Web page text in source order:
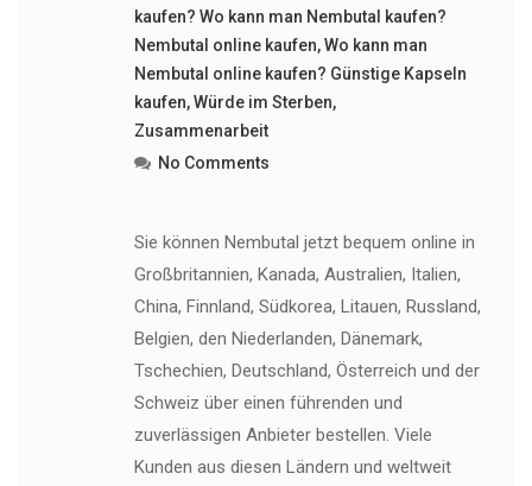
kaufen? Wo kann man Nembutal kaufen?
Nembutal online kaufen,Wo kann man
Nembutal online kaufen? Günstige Kapseln
kaufen,Würde im Sterben,
Zusammenarbeit
No Comments
Sie können Nembutal jetzt bequem online in
Großbritannien, Kanada, Australien, Italien,
China, Finnland, Südkorea, Litauen, Russland,
Belgien, den Niederlanden, Dänemark,
Tschechien, Deutschland, Österreich und der
Schweiz über einen führenden und
zuverlässigen Anbieter bestellen. Viele
Kunden aus diesen Ländern und weltweit